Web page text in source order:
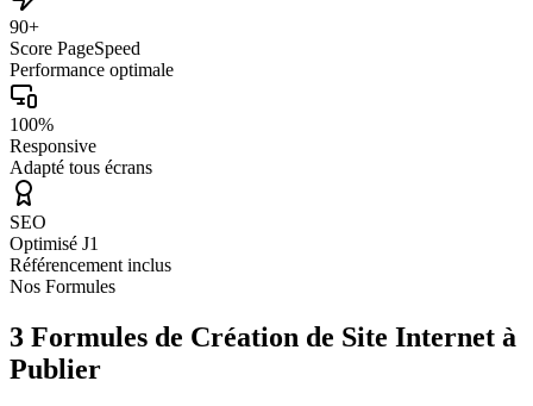
90+
Score PageSpeed
Performance optimale
100%
Responsive
Adapté tous écrans
SEO
Optimisé J1
Référencement inclus
Nos Formules
3 Formules de Création de Site Internet à
Publier